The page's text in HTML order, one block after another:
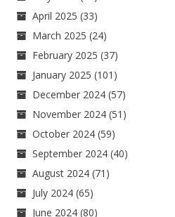
April 2025 (33)
March 2025 (24)
February 2025 (37)
January 2025 (101)
December 2024 (57)
November 2024 (51)
October 2024 (59)
September 2024 (40)
August 2024 (71)
July 2024 (65)
June 2024 (80)